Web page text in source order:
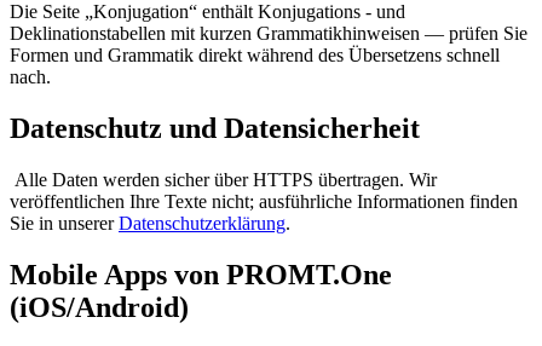
Die Seite „Konjugation“ enthält Konjugations - und
Deklinationstabellen mit kurzen Grammatikhinweisen — prüfen Sie
Formen und Grammatik direkt während des Übersetzens schnell
nach.
Datenschutz und Datensicherheit
Alle Daten werden sicher über HTTPS übertragen. Wir
veröffentlichen Ihre Texte nicht; ausführliche Informationen finden
Sie in unsererDatenschutzerklärung.
Mobile Apps von PROMT.One
(iOS/Android)